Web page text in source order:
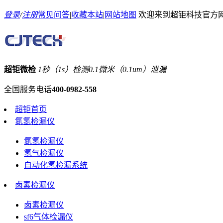
登录/注册常见问答|收藏本站| 网站地图 欢迎来到超钜科技官方
超钜微检 1秒（1s）检测0.1微米（0.1um）泄漏
全国服务电话400-0982-558
超钜首页
氮氢检漏仪
氮氢检漏仪
氢气检漏仪
自动化氢检漏系统
卤素检漏仪
卤素检漏仪
sf6气体检漏仪